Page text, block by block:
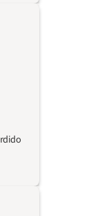
得
。
り
心
に
）
を
ン
戦
エ
戦
物
い
世
と
こ